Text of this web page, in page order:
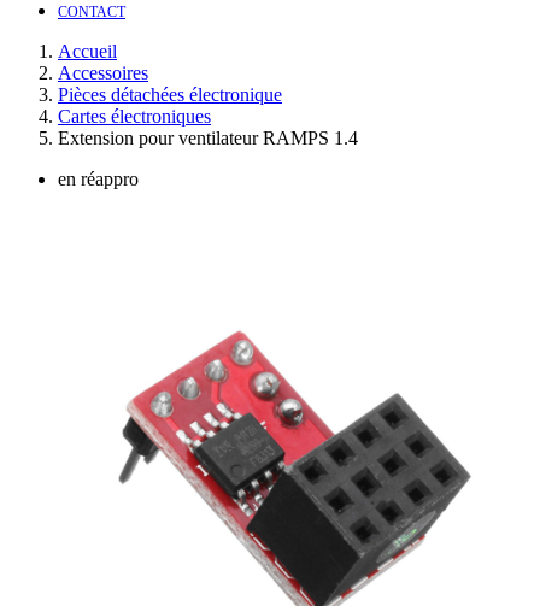
CONTACT
Accueil
Accessoires
Pièces détachées électronique
Cartes électroniques
Extension pour ventilateur RAMPS 1.4
en réappro